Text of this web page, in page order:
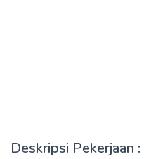
Deskripsi Pekerjaan :